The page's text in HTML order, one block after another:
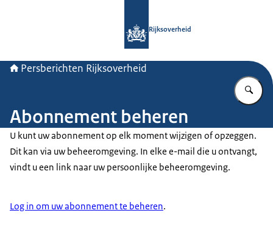
Rijksoverheid
Persberichten Rijksoverheid
Abonnement beheren
U kunt uw abonnement op elk moment wijzigen of opzeggen.
Dit kan via uw beheeromgeving. In elke e-mail die u ontvangt,
vindt u een link naar uw persoonlijke beheeromgeving.
Log in om uw abonnement te beheren.